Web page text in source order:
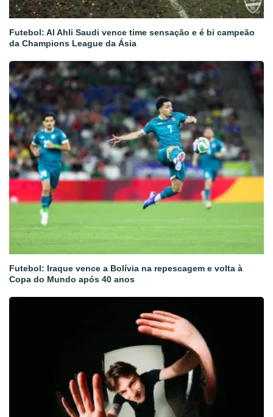
Futebol: Al Ahli Saudi vence time sensação e é bi campeão
da Champions League da Ásia
Futebol: Iraque vence a Bolívia na repescagem e volta à
Copa do Mundo após 40 anos